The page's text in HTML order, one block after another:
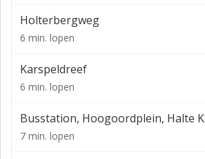
Holterbergweg
6 min. lopen
Karspeldreef
6 min. lopen
Busstation, Hoogoordplein, Halte K
7 min. lopen